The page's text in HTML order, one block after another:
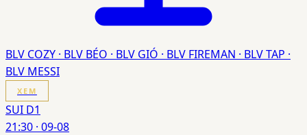
BLV COZY · BLV BÉO · BLV GIÓ · BLV FIREMAN · BLV TAP ·
BLV MESSI
XEM
SUI D1
21:30 · 09-08